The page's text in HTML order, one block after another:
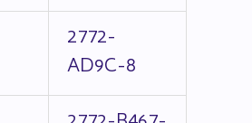
2772-
AD9C-8